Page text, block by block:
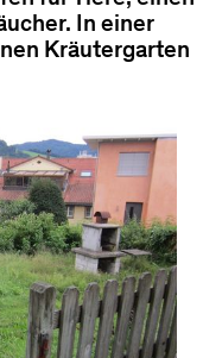
In einer
Kräutergarten